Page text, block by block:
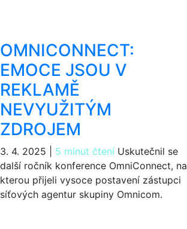
OMNICONNECT:
EMOCE JSOU V
REKLAMĚ
NEVYUŽITÝM
ZDROJEM
3. 4. 2025 5 minut čtení Uskutečnil se
další ročník konference OmniConnect, na
kterou přijeli vysoce postavení zástupci
síťových agentur skupiny Omnicom.